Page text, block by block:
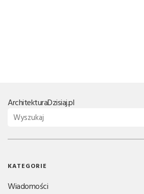
ArchitekturaDzisiaj.pl
KATEGORIE
Wiadomości